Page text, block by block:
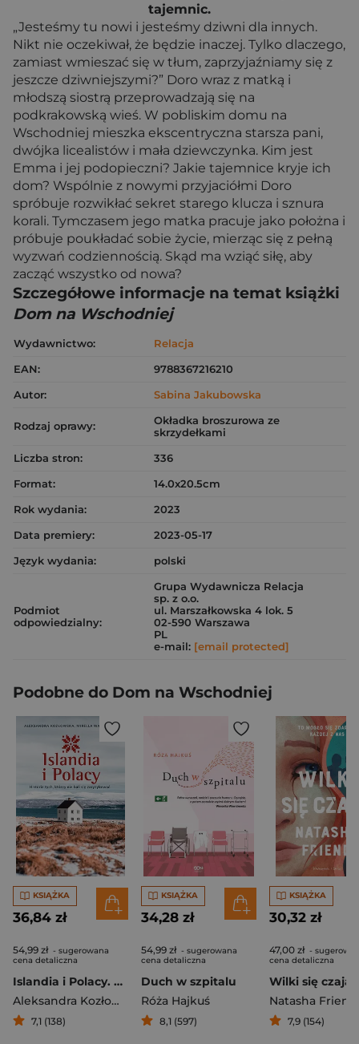
tajemnic.
„Jesteśmy tu nowi i jesteśmy dziwni dla innych.
Nikt nie oczekiwał, że będzie inaczej. Tylko dlaczego,
zamiast wmieszać się w tłum, zaprzyjaźniamy się z
jeszcze dziwniejszymi?” Doro wraz z matką i
młodszą siostrą przeprowadzają się na
podkrakowską wieś. W pobliskim domu na
Wschodniej mieszka ekscentryczna starsza pani,
dwójka licealistów i mała dziewczynka. Kim jest
Emma i jej podopieczni? Jakie tajemnice kryje ich
dom? Wspólnie z nowymi przyjaciółmi Doro
spróbuje rozwikłać sekret starego klucza i sznura
korali. Tymczasem jego matka pracuje jako położna i
próbuje poukładać sobie życie, mierząc się z pełną
wyzwań codziennością. Skąd ma wziąć siłę, aby
zacząć wszystko od nowa?
Szczegółowe informacje na temat książki
Dom na Wschodniej
Wydawnictwo:
Relacja
EAN:
9788367216210
Autor:
Sabina Jakubowska
Rodzaj oprawy:
Okładka broszurowa ze
skrzydełkami
Liczba stron:
336
Format:
14.0x20.5cm
Rok wydania:
2023
Data premiery:
2023-05-17
Język wydania:
polski
Podmiot
odpowiedzialny:
Grupa Wydawnicza Relacja
sp. z o.o.
ul. Marszałkowska 4 lok. 5
02-590 Warszawa
PL
e-mail: [email protected]
Podobne do Dom na Wschodniej
KSIĄŻKA
36,84 zł
54,99 zł - sugerowana
cena detaliczna
Islandia i Polacy. Historie tych, którzy nie bali się zaryzykować
Aleksandra Kozłowska
,Mirella Wąsiewicz
7,1 (138)
KSIĄŻKA
34,28 zł
54,99 zł - sugerowana
cena detaliczna
Duch w szpitalu
Róża Hajkuś
8,1 (597)
KSIĄŻKA
30,32 zł
47,00 zł -
cena detaliczna
Wilki się czają
Natasha Friend
7,9 (154)